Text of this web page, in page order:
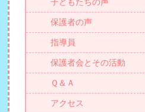
保護者の声
指導員
保護者会とその活動
Ｑ＆Ａ
アクセス